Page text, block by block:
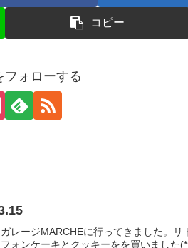
コピー
フォローする
レージMARCHEに行ってきました。リ
ォンケーキとクッキーをを買いました